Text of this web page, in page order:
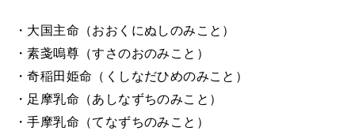
・大国主命（おおくにぬしのみこと）
・素戔嗚尊（すさのおのみこと）
・奇稲田姫命（くしなだひめのみこと）
・足摩乳命（あしなずちのみこと）
・手摩乳命（てなずちのみこと）